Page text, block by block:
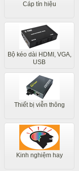
Cáp tín hiệu
Bộ kéo dài HDMI, VGA,
USB
Thiết bị viễn thông
Kinh nghiệm hay